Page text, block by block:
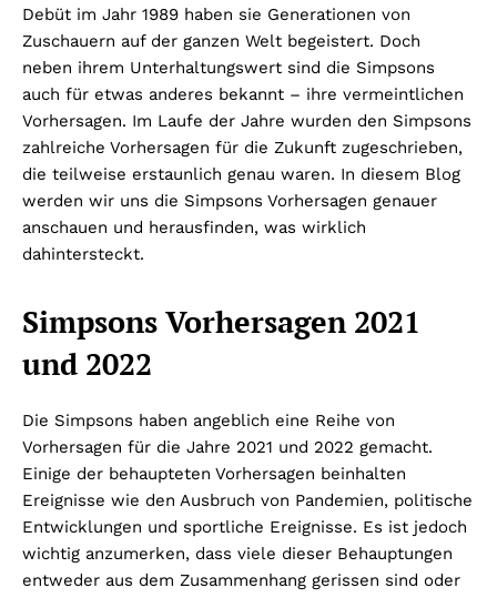
Debüt im Jahr 1989 haben sie Generationen von
Zuschauern auf der ganzen Welt begeistert. Doch
neben ihrem Unterhaltungswert sind die Simpsons
auch für etwas anderes bekannt – ihre vermeintlichen
Vorhersagen. Im Laufe der Jahre wurden den Simpsons
zahlreiche Vorhersagen für die Zukunft zugeschrieben,
die teilweise erstaunlich genau waren. In diesem Blog
werden wir uns die Simpsons Vorhersagen genauer
anschauen und herausfinden, was wirklich
dahintersteckt.
Simpsons Vorhersagen 2021
und 2022
Die Simpsons haben angeblich eine Reihe von
Vorhersagen für die Jahre 2021 und 2022 gemacht.
Einige der behaupteten Vorhersagen beinhalten
Ereignisse wie den Ausbruch von Pandemien, politische
Entwicklungen und sportliche Ereignisse. Es ist jedoch
wichtig anzumerken, dass viele dieser Behauptungen
entweder aus dem Zusammenhang gerissen sind oder